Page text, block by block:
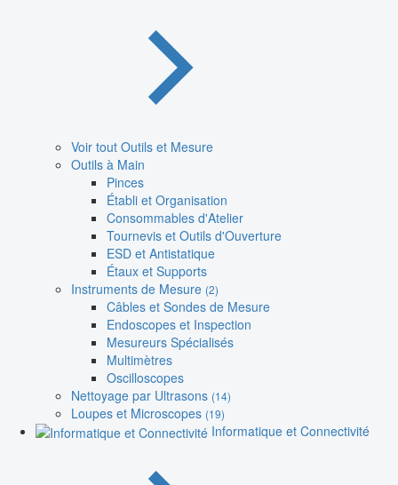
Voir tout Outils et Mesure
Outils à Main
Pinces
Établi et Organisation
Consommables d'Atelier
Tournevis et Outils d'Ouverture
ESD et Antistatique
Étaux et Supports
Instruments de Mesure (2)
Câbles et Sondes de Mesure
Endoscopes et Inspection
Mesureurs Spécialisés
Multimètres
Oscilloscopes
Nettoyage par Ultrasons (14)
Loupes et Microscopes (19)
Informatique et Connectivité